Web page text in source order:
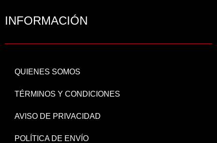
INFORMACIÓN
QUIENES SOMOS
TÉRMINOS Y CONDICIONES
AVISO DE PRIVACIDAD
POLÍTICA DE ENVÍO